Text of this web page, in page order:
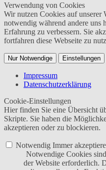
Verwendung von Cookies
Wir nutzen Cookies auf unserer
notwendig während andere uns
Erfahrung zu verbessern. Sie
fortfahren diese Webseite zu
Nur Notwendige Einstellungen
Impressum
Datenschutzerklärung
Cookie-Einstellungen
Hier finden Sie eine Übersicht
Skripte. Sie haben die
akzeptieren oder zu blockieren.
Notwendig Immer
Notwendige Cookies
der Website erforderlich.